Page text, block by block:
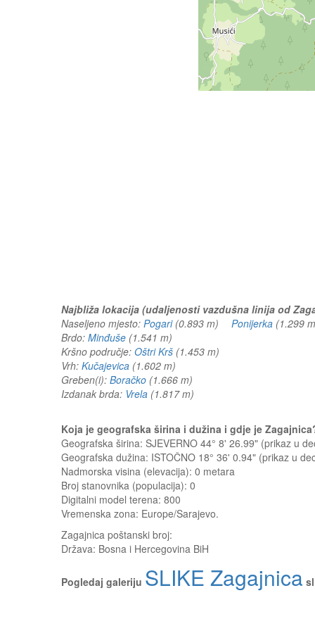
Najbliža lokacija (udaljenosti vazdušna linija od
Naseljeno mjesto: Pogari(0.893 m) Ponijerka
Brdo: Minđuše (1.541 m)
Kršno područje: Oštri Krš (1.453 m)
Vrh: Kučajevica (1.602 m)
Greben(i): Boračko (1.666 m)
Izdanak brda: Vrela (1.817 m)
Koja je geografska širina i dužina i gdje je
Geografska širina: SJEVERNO 44° 8' 26.99" (prikaz u
Geografska dužina: ISTOČNO 18° 36' 0.94" (prikaz u
Nadmorska visina (elevacija): 0 metara
Broj stanovnika (populacija): 0
Digitalni model terena: 800
Vremenska zona: Europe/Sarajevo.
Zagajnica poštanski broj:
Država: Bosna i Hercegovina BiH
Pogledaj galeriju SLIKE Zagajnica